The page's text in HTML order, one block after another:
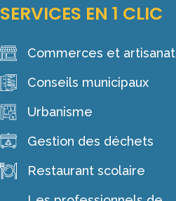
SERVICES EN 1 CLIC
Commerces et artisanat
Conseils municipaux
Urbanisme
Gestion des déchets
Restaurant scolaire